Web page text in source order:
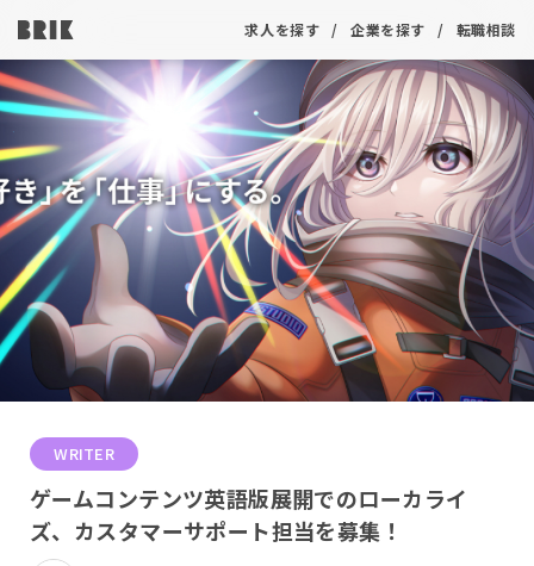
求人を探す 企業を探す 転職相談
WRITER
ゲームコンテンツ英語版展開でのローカライ
ズ、カスタマーサポート担当を募集！